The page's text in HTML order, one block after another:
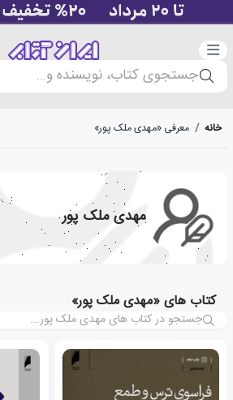
دسته‌بندی
جستجوی کتاب، نویسنده و...
خانه / معرفی «مهدی ملک پور»
مهدی ملک پور
کتاب های «مهدی ملک پور»